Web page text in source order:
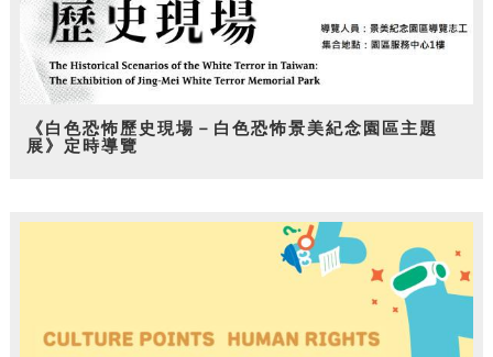
《白色恐怖歷史現場－白色恐怖景美紀念園區主題
展》定時導覽